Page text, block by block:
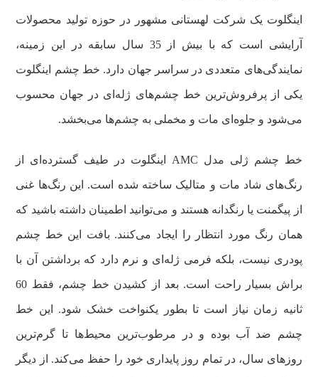
اینگلوت یک شرکت لهستانی مشهور در حوزه تولید محصولات
آرایشی است که با بیش از 35 سال سابقه در این زمینه،
نمایندگی‌های متعددی در سراسر جهان دارد. خط چشم اینگلوت
یکی از پرفروش‌ترین خط چشم‌های ژله‌‌ای در جهان محسوب
می‌شود و جلوه‌ای مات و مخملی به چشم‌ها می‌بخشد.
خط چشم ژلی مدل AMC اینگلوت در طیف گسترده‌ای از
رنگ‌های شاد مات و متالیک ساخته شده است. این رنگ‌ها غنی
از پیگمنت یا رنگدانه هستند و می‌توانید اطمینان داشته باشید که
همان رنگ مورد انتظار را ایجاد می‌کنند. بافت این خط چشم
پودری نیست، بلکه فرمی ژله‌ای و نرم دارد که برداشتن آن با
براش بسیار راحت است. بعد از کشیدن خط چشم، فقط 60
ثانیه زمان نیاز است تا بطور یکنواخت خشک شود. این خط
چشم ضد آب بوده و در مرطوب‌ترین محیط‌ها تا گرم‌ترین
روزهای سال، در تمام روز پایداری خود را حفظ می‌کند. از دیگر